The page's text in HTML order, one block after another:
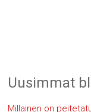
Uusimmat
Millainen on